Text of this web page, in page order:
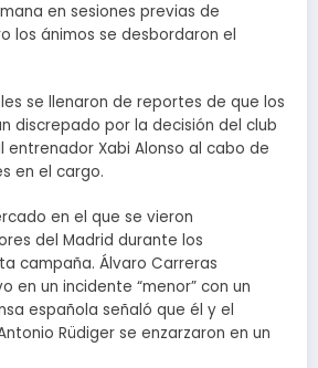
en sesiones previas de
los ánimos se desbordaron el
se llenaron de reportes de que los
discrepado por la decisión del club
entrenador Xabi Alonso al cabo de
en el cargo.
en el que se vieron
del Madrid durante los
campaña. Álvaro Carreras
en un incidente “menor” con un
española señaló que él y el
Rüdiger se enzarzaron en un